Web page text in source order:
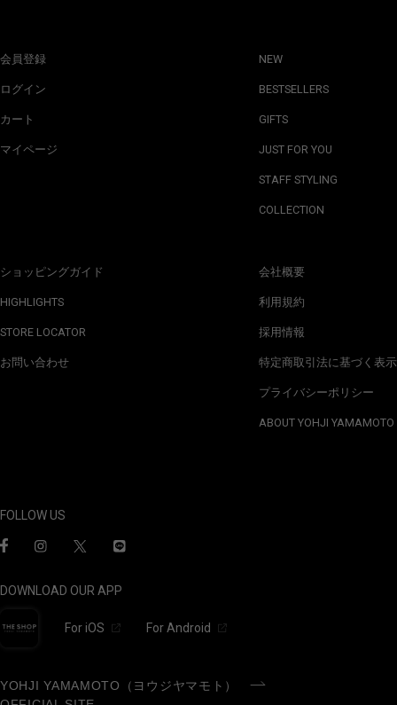
会員登録
ログイン
カート
マイページ
ショッピングガイド
HIGHLIGHTS
STORE LOCATOR
お問い合わせ
NEW
BESTSELLERS
GIFTS
JUST FOR YOU
STAFF STYLING
COLLECTION
会社概要
利用規約
採用情報
特定商取引法に基づく表示
プライバシーポリシー
ABOUT YOHJI YAMAMOTO
FOLLOW US
DOWNLOAD OUR APP
For iOS For Android
YOHJI YAMAMOTO（ヨウジヤマモト）